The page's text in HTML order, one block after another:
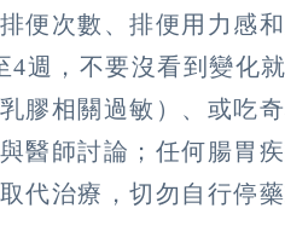
便次數、排便用力感
4週，不要沒看到變化
膠相關過敏）、或吃
醫師討論；任何腸胃
代治療，切勿自行停藥